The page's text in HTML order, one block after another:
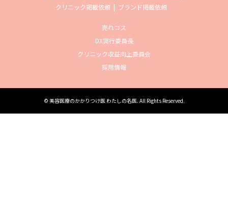
クリニック掲載依頼
ブランド掲載依頼
売れコス
DX実行委員長
クリニック収益向上委員会
採用情報
© 美容医療のかかりつけ医 わたしの名医. All Rights Reserved.